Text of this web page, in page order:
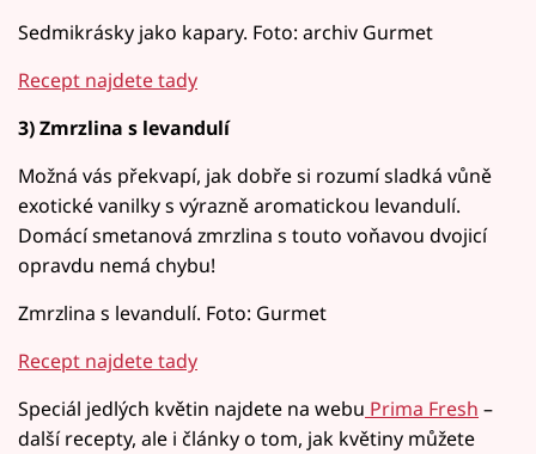
Sedmikrásky jako kapary. Foto: archiv Gurmet
Recept najdete tady
3) Zmrzlina s levandulí
Možná vás překvapí, jak dobře si rozumí sladká vůně
exotické vanilky s výrazně aromatickou levandulí.
Domácí smetanová zmrzlina s touto voňavou dvojicí
opravdu nemá chybu!
Zmrzlina s levandulí. Foto: Gurmet
Recept najdete tady
Speciál jedlých květin najdete na webu Prima Fresh –
další recepty, ale i články o tom, jak květiny můžete